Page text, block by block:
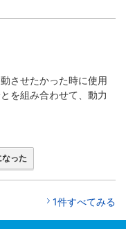
させたかった時に使用
を組み合わせて、動力
った
1件すべてみる